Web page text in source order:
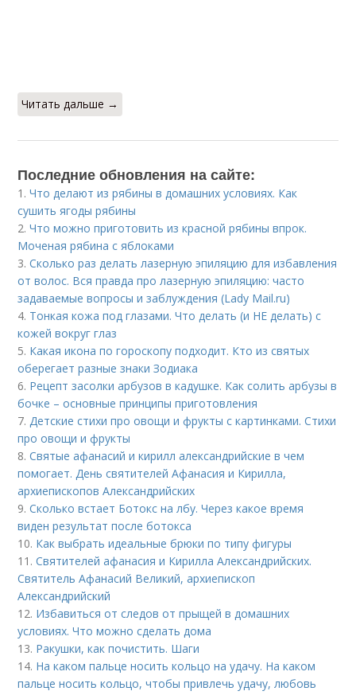
Читать дальше →
Последние обновления на сайте:
1.Что делают из рябины в домашних условиях. Как
сушить ягоды рябины
2.Что можно приготовить из красной рябины впрок.
Моченая рябина с яблоками
3.Сколько раз делать лазерную эпиляцию для избавления
от волос. Вся правда про лазерную эпиляцию: часто
задаваемые вопросы и заблуждения (Lady Mail.ru)
4. Тонкая кожа под глазами. Что делать (и НЕ делать) с
кожей вокруг глаз
5. Какая икона по гороскопу подходит. Кто из святых
оберегает разные знаки Зодиака
6. Рецепт засолки арбузов в кадушке. Как солить арбузы в
бочке – основные принципы приготовления
7.Детские стихи про овощи и фрукты с картинками. Стихи
про овощи и фрукты
8.Святые афанасий и кирилл александрийские в чем
помогает. День святителей Афанасия и Кирилла,
архиепископов Александрийских
9.Сколько встает Ботокс на лбу. Через какое время
виден результат после ботокса
10. Как выбрать идеальные брюки по типу фигуры
11.Святителей афанасия и Кирилла Александрийских.
Святитель Афанасий Великий, архиепископ
Александрийский
12. Избавиться от следов от прыщей в домашних
условиях. Что можно сделать дома
13. Ракушки, как почистить. Шаги
14. На каком пальце носить кольцо на удачу. На каком
пальце носить кольцо, чтобы привлечь удачу, любовь